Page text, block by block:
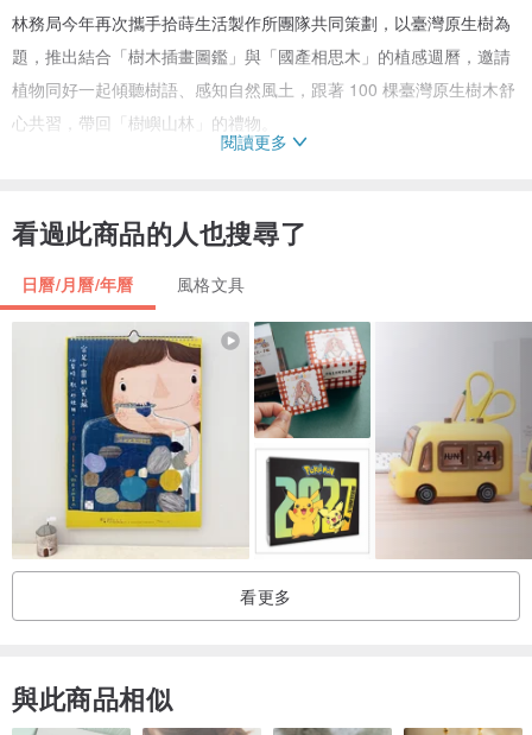
林務局今年再次攜手拾蒔生活製作所團隊共同策劃，以臺灣原生樹為
題，推出結合「樹木插畫圖鑑」與「國產相思木」的植感週曆，邀請
植物同好一起傾聽樹語、感知自然風土，跟著 100 棵臺灣原生樹木舒
心共習，帶回「樹嶼山林」的禮物。
木山形紙鎮
✦ 一次收藏 200 幅植物插畫 ╳ 12 張節氣風景 ╳ 12 張植感月曆桌卡
✦ 可撕式週曆手札，兼具原生樹的科普知識與美感手繪圖鑑，送給自
己與植物同好一份新年禮
✦ 易書寫的桌立式傾角設計，相思木山形底座兼具紙鎮、置筆與名片
座的複合功能，木癒日常
走進一座山，與樹木共習
身處在臺灣，我們擁抱著一座既古老又年輕的山林之島，蘊藏著美麗
又特殊的生態多樣性，而樹木們，如島之民、山之子，靜靜為島嶼書
寫四季，將土地的紋理刻畫在年輪之上。
林務局 2023「樹嶼山林」週曆設計，搜羅 100 棵臺灣原生樹木指
南，涵蓋城鄉、淺山及海濱的木本植物，並融入民眾較熟悉的蜜源、
閱讀更多
看過此商品的人也搜尋了
日曆/月曆/年曆 風格文具
看更多
與此商品相似